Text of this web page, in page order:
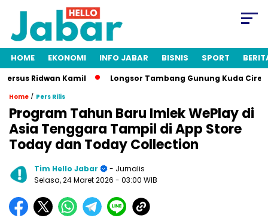
HOME EKONOMI INFO JABAR BISNIS SPORT
Ridwan Kamil Longsor Tambang Gunung Kuda Cirebon:
Home / Pers Rilis
Program Tahun Baru Imlek WePlay di
Asia Tenggara Tampil di App Store
Today dan Today Collection
Tim Hello Jabar
- Jurnalis
Selasa, 24 Maret 2026 - 03:00 WIB